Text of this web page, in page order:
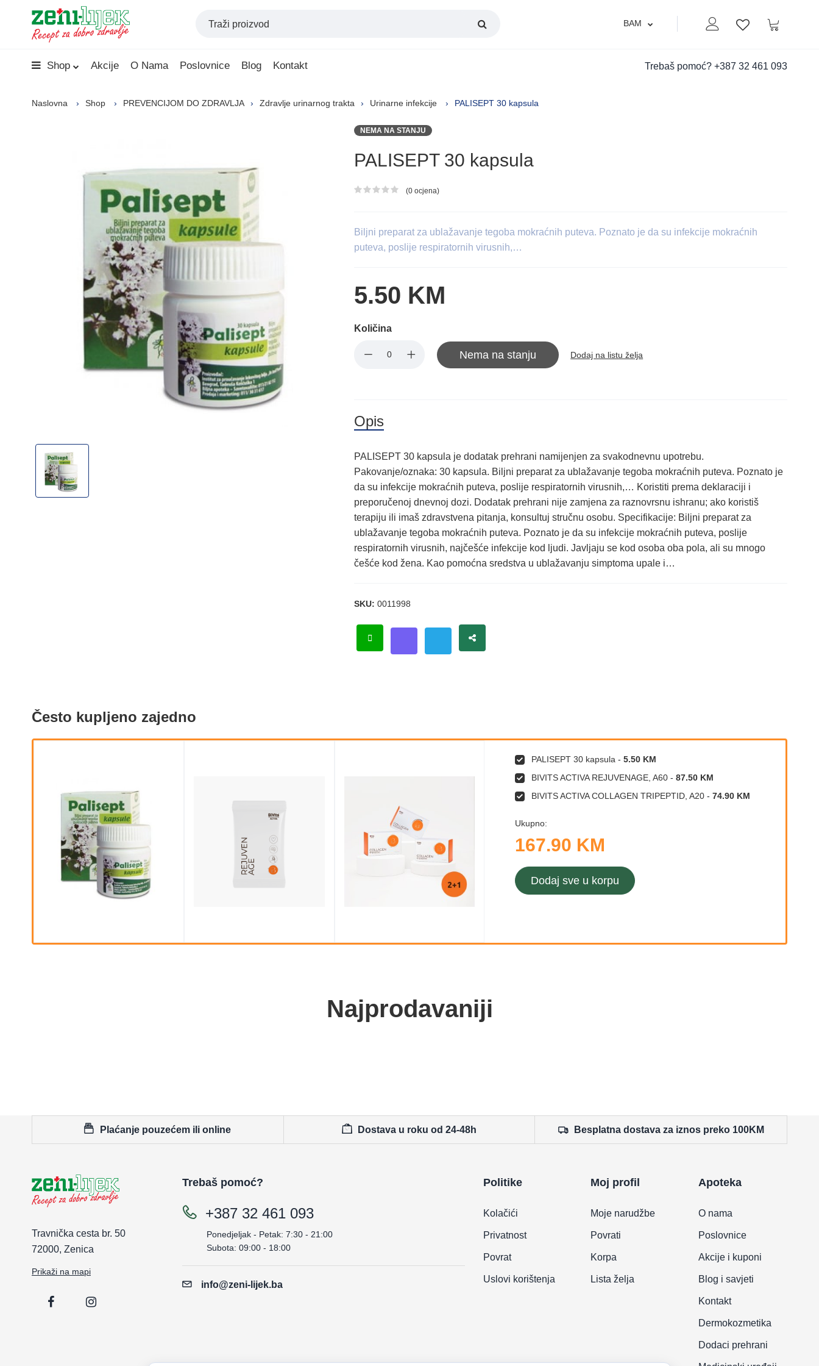
Moj nalogLista zelja
Korpa
BAM
Shop Akcije O Nama Poslovnice Blog Kontakt Trebaš pomoć? +387 32 461 093
Naslovna Shop PREVENCIJOM DO ZDRAVLJA Zdravlje urinarnog trakta Urinarne infekcije PALISEPT 30 kapsula
NEMA NA STANJU
PALISEPT 30 kapsula
Ocjena proizvoda
(0 ocjena)
Biljni preparat za ublažavanje tegoba mokraćnih puteva. Poznato je da su infekcije mokraćnih
puteva, poslije respiratornih virusnih,…
5.50 KM
Količina
Nema na stanju Dodaj na listu želja
Opis
PALISEPT 30 kapsula je dodatak prehrani namijenjen za svakodnevnu upotrebu.
Pakovanje/oznaka: 30 kapsula. Biljni preparat za ublažavanje tegoba mokraćnih puteva. Poznato je
da su infekcije mokraćnih puteva, poslije respiratornih virusnih,… Koristiti prema deklaraciji i
preporučenoj dnevnoj dozi. Dodatak prehrani nije zamjena za raznovrsnu ishranu; ako koristiš
terapiju ili imaš zdravstvena pitanja, konsultuj stručnu osobu. Specifikacije: Biljni preparat za
ublažavanje tegoba mokraćnih puteva. Poznato je da su infekcije mokraćnih puteva, poslije
respiratornih virusnih, najčešće infekcije kod ljudi. Javljaju se kod osoba oba pola, ali su mnogo
češće kod žena. Kao pomoćna sredstva u ublažavanju simptoma upale i…
SKU:0011998
Često kupljeno zajedno
PALISEPT 30 kapsula -5.50 KM
BIVITS ACTIVA REJUVENAGE, A60 -87.50 KM
BIVITS ACTIVA COLLAGEN TRIPEPTID, A20 -74.90 KM
Ukupno:
167.90 KM
Dodaj sve u korpu
Najprodavaniji
Plaćanje pouzećem ili online Dostava u roku od 24-48h Besplatna dostava za iznos preko 100KM
Travnička cesta br. 50
72000, Zenica
Prikaži na mapi
Trebaš pomoć?
+387 32 461 093
Ponedjeljak - Petak: 7:30 - 21:00
Subota: 09:00 - 18:00
info@zeni-lijek.ba
Politike
Kolačići
Privatnost
Povrat
Uslovi korištenja
Moj profil
Moje narudžbe
Povrati
Korpa
Lista želja
Apoteka
O nama
Poslovnice
Akcije i kuponi
Blog i savjeti
Kontakt
Dermokozmetika
Dodaci prehrani